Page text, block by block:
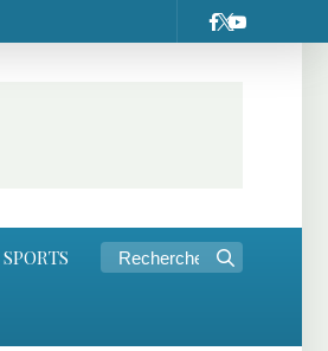
SPORTS